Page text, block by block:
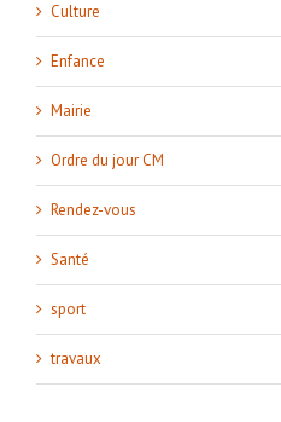
Culture
Enfance
Mairie
Ordre du jour CM
Rendez-vous
Santé
sport
travaux